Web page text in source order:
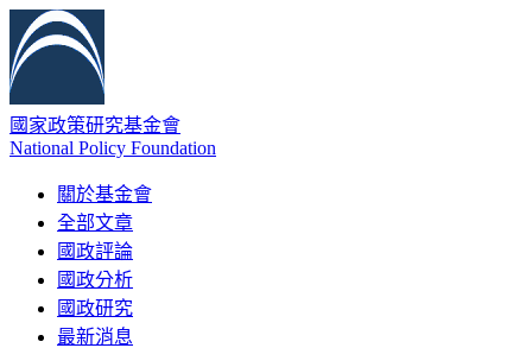
國家政策研究基金會
National Policy Foundation
關於基金會
全部文章
國政評論
國政分析
國政研究
最新消息